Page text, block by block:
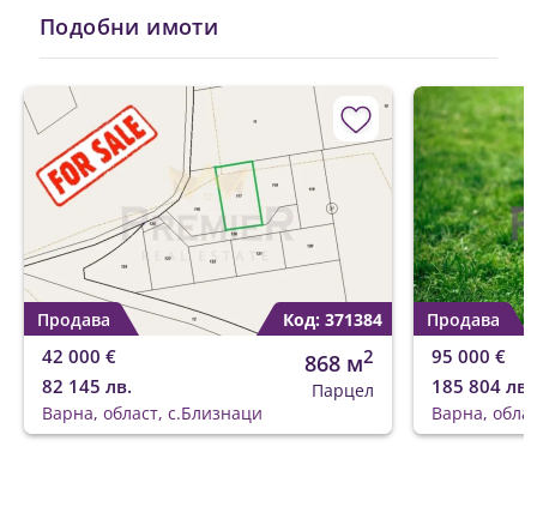
Подобни имоти
Продава Код: 371384
42 000 €
82 145 лв.
868 м2
Парцел
Варна, област, с.Близнаци
Продава
95 000 €
185 804 лв.
Варна,